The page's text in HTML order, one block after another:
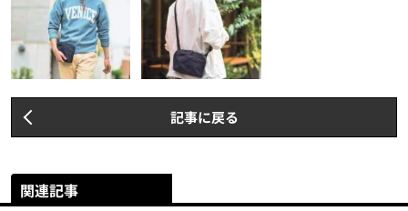
記事に戻る
関連記事